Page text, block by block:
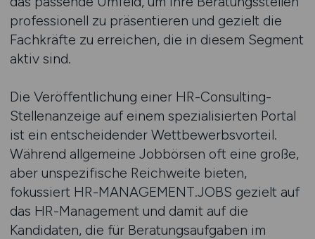
professionell zu präsentieren und gezielt die
Fachkräfte zu erreichen, die in diesem Segment
aktiv sind.
Die Veröffentlichung einer HR-Consulting-
Stellenanzeige auf einem spezialisierten Portal
ist ein entscheidender Wettbewerbsvorteil.
Während allgemeine Jobbörsen oft eine große,
aber unspezifische Reichweite bieten,
fokussiert HR-MANAGEMENT.JOBS gezielt auf
das HR-Management und damit auf die
Kandidaten, die für Beratungsaufgaben im